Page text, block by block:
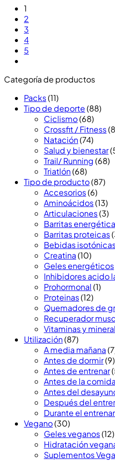
1
2
3
4
5
Categoría de productos
Packs(11)
Tipo de deporte(88)
Ciclismo(68)
Crossfit / Fitness
Natación(74)
Salud y bienestar
Trail/ Running(68)
Triatlón(68)
Tipo de producto(87)
Accesorios(6)
Aminoácidos(13)
Articulaciones(3)
Barritas
Barritas proteicas
Bebidas
Creatina(10)
Geles energéticos
Inhibidores acido
Prohormonal(1)
Proteinas(12)
Quemadores de
Recuperador
Vitaminas y
Utilización(87)
A media mañana
Antes de dormir(9)
Antes de entrenar
Antes de la
Antes del
Después del
Durante el
Vegano(30)
Geles veganos(12)
Hidratación
Suplementos